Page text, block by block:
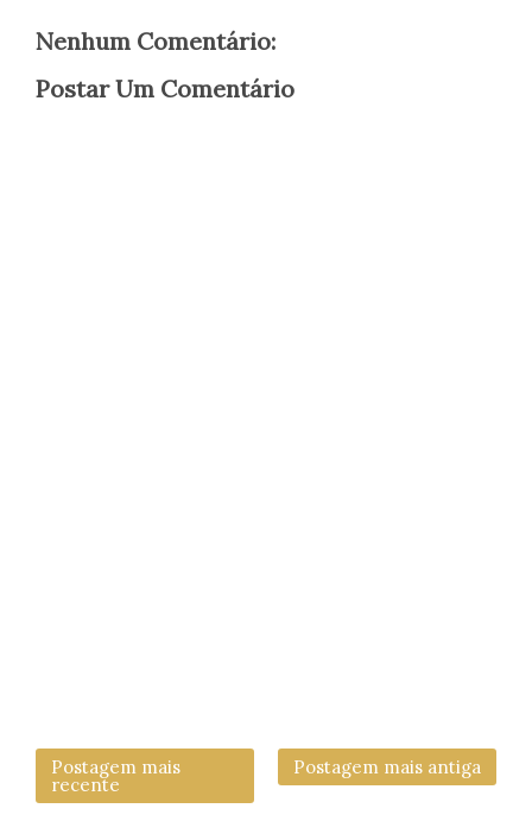
Nenhum Comentário:
Postar Um Comentário
Postagem mais
recente
Postagem mais antiga